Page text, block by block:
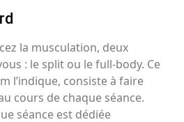
la musculation, deux
: le split ou le full-body. Ce
l’indique, consiste à faire
cours de chaque séance.
séance est dédiée